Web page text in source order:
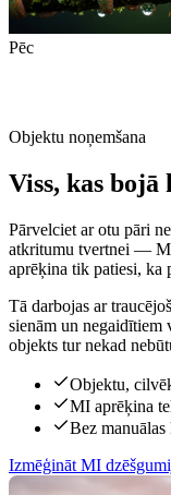
Pēc
Objektu noņemšana
Viss, kas bojā
Pārvelciet ar otu pāri
atkritumu tvertnei —
aprēķina tik patiesi, ka
Tā darbojas ar
sienām un negaidītiem
objekts tur nekad
Objektu,
MI aprēķina
Bez manuālas
Izmēģināt MI